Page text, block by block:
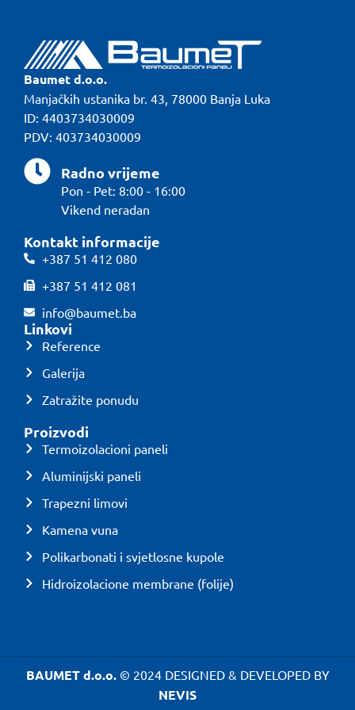
Baumet d.o.o.
Manjačkih ustanika br. 43, 78000 Banja Luka
ID: 4403734030009
PDV: 403734030009
Radno vrijeme
Pon - Pet: 8:00 - 16:00
Vikend neradan
Kontakt informacije
+387 51 412 080
+387 51 412 081
info@baumet.ba
Linkovi
Reference
Galerija
Zatražite ponudu
Proizvodi
Termoizolacioni paneli
Aluminijski paneli
Trapezni limovi
Kamena vuna
Polikarbonati i svjetlosne kupole
Hidroizolacione membrane (folije)
BAUMET d.o.o.© 2024 DESIGNED & DEVELOPED BY
NEVIS